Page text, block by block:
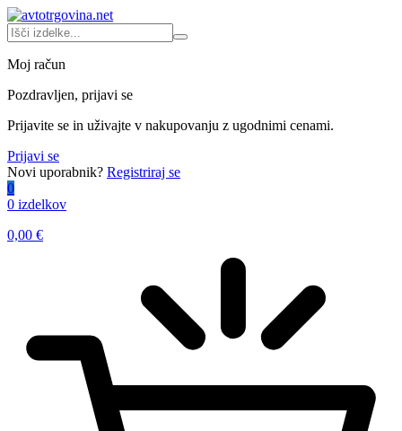
Moj račun
Pozdravljen, prijavi se
Prijavite se in uživajte v nakupovanju z ugodnimi cenami.
Prijavi se
Novi uporabnik? Registriraj se
0
0 izdelkov
0,00 €